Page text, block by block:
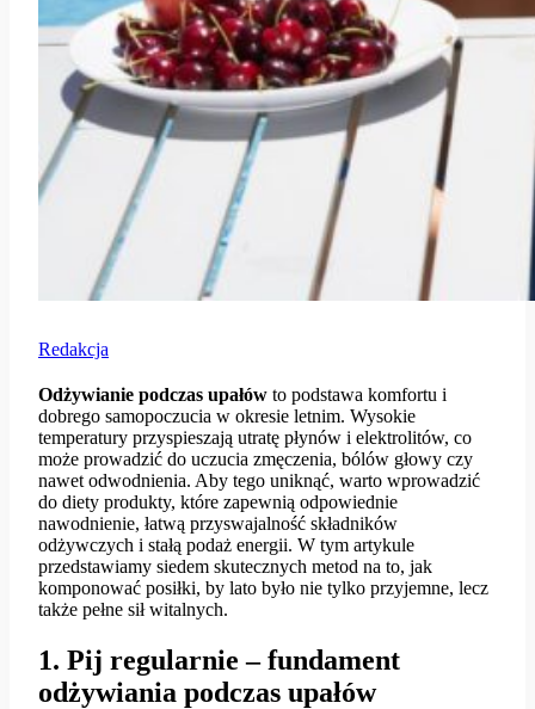
Redakcja
Odżywianie podczas upałów to podstawa komfortu i
dobrego samopoczucia w okresie letnim. Wysokie
temperatury przyspieszają utratę płynów i elektrolitów, co
może prowadzić do uczucia zmęczenia, bólów głowy czy
nawet odwodnienia. Aby tego uniknąć, warto wprowadzić
do diety produkty, które zapewnią odpowiednie
nawodnienie, łatwą przyswajalność składników
odżywczych i stałą podaż energii. W tym artykule
przedstawiamy siedem skutecznych metod na to, jak
komponować posiłki, by lato było nie tylko przyjemne, lecz
także pełne sił witalnych.
1. Pij regularnie – fundament
odżywiania podczas upałów